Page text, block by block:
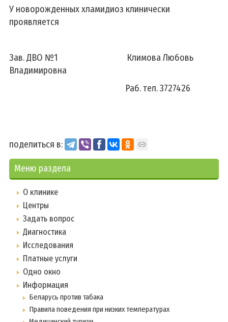
У новорожденных хламидиоз клинически
проявляется
Зав. ДВО №1 Климова Любовь
Владимировна
Раб. тел. 3727426
поделиться в:
Меню раздела
О клинике
Центры
Задать вопрос
Диагностика
Исследования
Платные услуги
Одно окно
Информация
Беларусь против табака
Правила поведения при низких температурах